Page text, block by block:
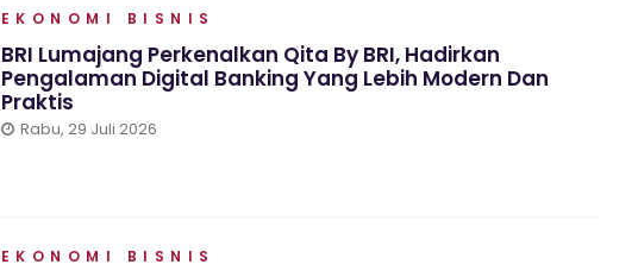
EKONOMI BISNIS
BRI Lumajang Perkenalkan Qita By BRI, Hadirkan
Pengalaman Digital Banking Yang Lebih Modern Dan
Praktis
Rabu, 29 Juli 2026
EKONOMI BISNIS